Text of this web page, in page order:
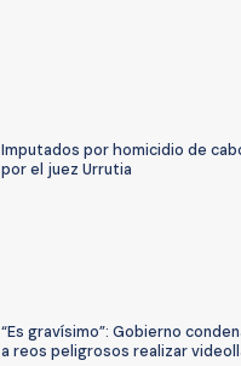
Imputados por homicidio de
por el juez Urrutia
“Es gravísimo”: Gobierno
a reos peligrosos realizar